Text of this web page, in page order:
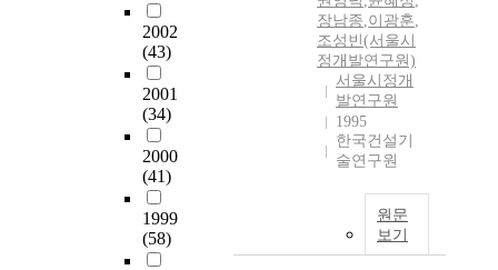
2002
(43)
2001
(34)
2000
(41)
1999
(58)
장남종,이광훈,
조성빈(서울시
정개발연구원)
서울시정개
발연구원
1995
한국건설기
술연구원
원문
보기